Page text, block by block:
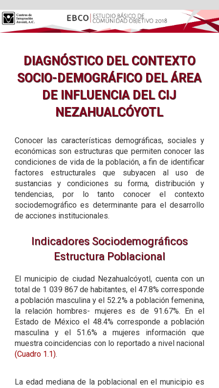
DIAGNÓSTICO DEL CONTEXTO
SOCIO-DEMOGRÁFICO DEL ÁREA
DE INFLUENCIA DEL CIJ
NEZAHUALCÓYOTL
Conocer las características demográficas, sociales y
económicas son estructuras que permiten conocer las
condiciones de vida de la población, a fin de identificar
factores estructurales que subyacen al uso de
sustancias y condiciones su forma, distribución y
tendencias, por lo tanto conocer el contexto
sociodemográfico es determinante para el desarrollo
de acciones institucionales.
Indicadores Sociodemográficos
Estructura Poblacional
El municipio de ciudad Nezahualcóyotl, cuenta con un
total de 1 039 867 de habitantes, el 47.8% corresponde
a población masculina y el 52.2% a población femenina,
la relación hombres- mujeres es de 91.67%. En el
Estado de México el 48.4% corresponde a población
masculina y el 51.6% a mujeres información que
muestra coincidencias con lo reportado a nivel nacional
(Cuadro 1.1).
La edad mediana de la poblacional en el municipio es